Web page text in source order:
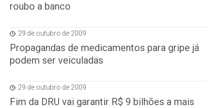
roubo a banco
29 de outubro de 2009
Propagandas de medicamentos para gripe já
podem ser veiculadas
29 de outubro de 2009
Fim da DRU vai garantir R$ 9 bilhões a mais